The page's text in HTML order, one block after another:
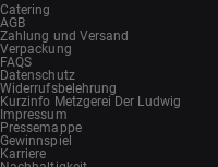
Catering
AGB
Zahlung und Versand
Verpackung
FAQS
Datenschutz
Widerrufsbelehrung
Kurzinfo Metzgerei Der Ludwig
Impressum
Pressemappe
Gewinnspiel
Karriere